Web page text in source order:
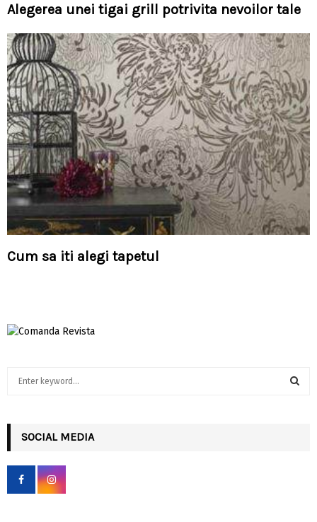
Alegerea unei tigai grill potrivita nevoilor tale
Cum sa iti alegi tapetul
h
f
r
SOCIAL MEDIA